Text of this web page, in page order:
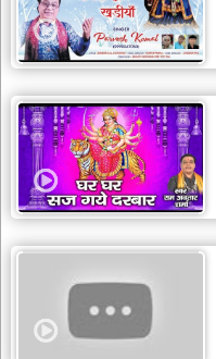
देश
भक्ति
patriotic
bhajans
खाटू
श्याम
भजन
khatu
bhajans
दादी